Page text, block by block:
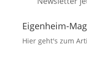
Eigenheim-
Hier geht's zum